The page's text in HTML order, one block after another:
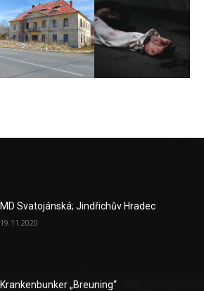
MD Svatojánská; Jindřichův Hradec
19.11.2020
Krankenbunker „Breuning“